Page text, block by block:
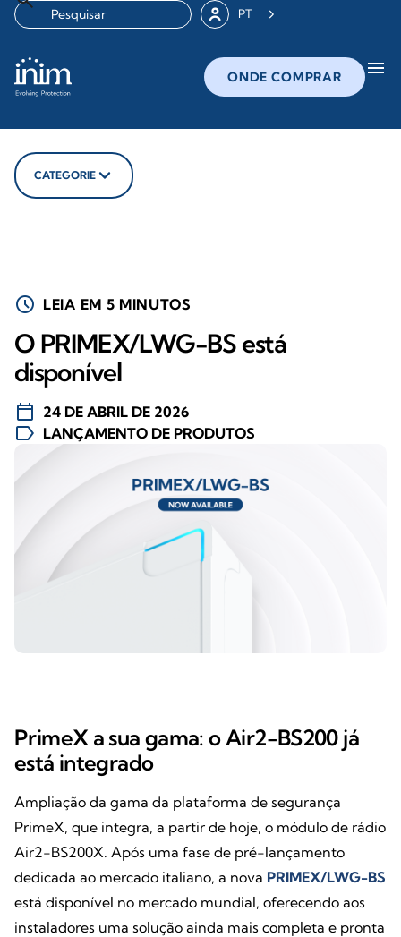
PT
ONDE COMPRAR menu
CATEGORIE
schedule LEIA EM 5 MINUTOS
O PRIMEX/LWG-BS está
disponível
calendar_today 24 DE ABRIL DE 2026
label LANÇAMENTO DE PRODUTOS
PrimeX a sua gama: o Air2-BS200 já
está integrado
Ampliação da gama da plataforma de segurança
PrimeX, que integra, a partir de hoje, o módulo de rádio
Air2-BS200X. Após uma fase de pré-lançamento
dedicada ao mercado italiano, a nova PRIMEX/LWG-BS
está disponível no mercado mundial, oferecendo aos
instaladores uma solução ainda mais completa e pronta